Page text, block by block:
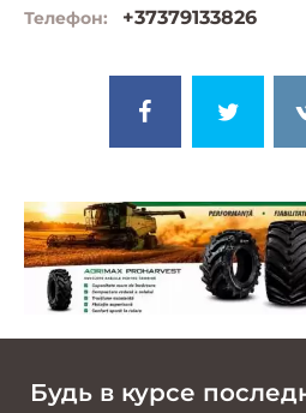
Телефон: +37379133826
Будь в курсе